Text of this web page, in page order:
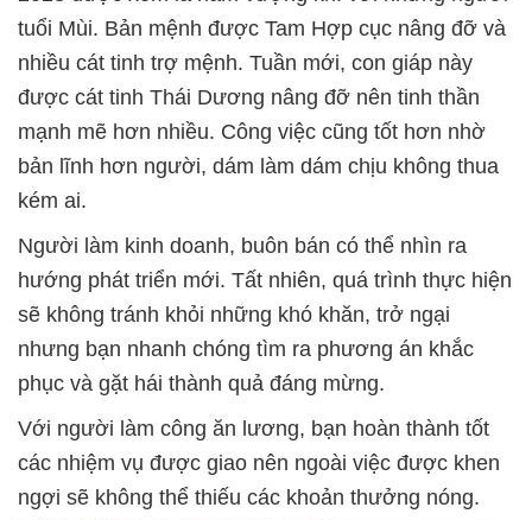
tuổi Mùi. Bản mệnh được Tam Hợp cục nâng đỡ và
nhiều cát tinh trợ mệnh. Tuần mới, con giáp này
được cát tinh Thái Dương nâng đỡ nên tinh thần
mạnh mẽ hơn nhiều. Công việc cũng tốt hơn nhờ
bản lĩnh hơn người, dám làm dám chịu không thua
kém ai.
Người làm kinh doanh, buôn bán có thể nhìn ra
hướng phát triển mới. Tất nhiên, quá trình thực hiện
sẽ không tránh khỏi những khó khăn, trở ngại
nhưng bạn nhanh chóng tìm ra phương án khắc
phục và gặt hái thành quả đáng mừng.
Với người làm công ăn lương, bạn hoàn thành tốt
các nhiệm vụ được giao nên ngoài việc được khen
ngợi sẽ không thể thiếu các khoản thưởng nóng.